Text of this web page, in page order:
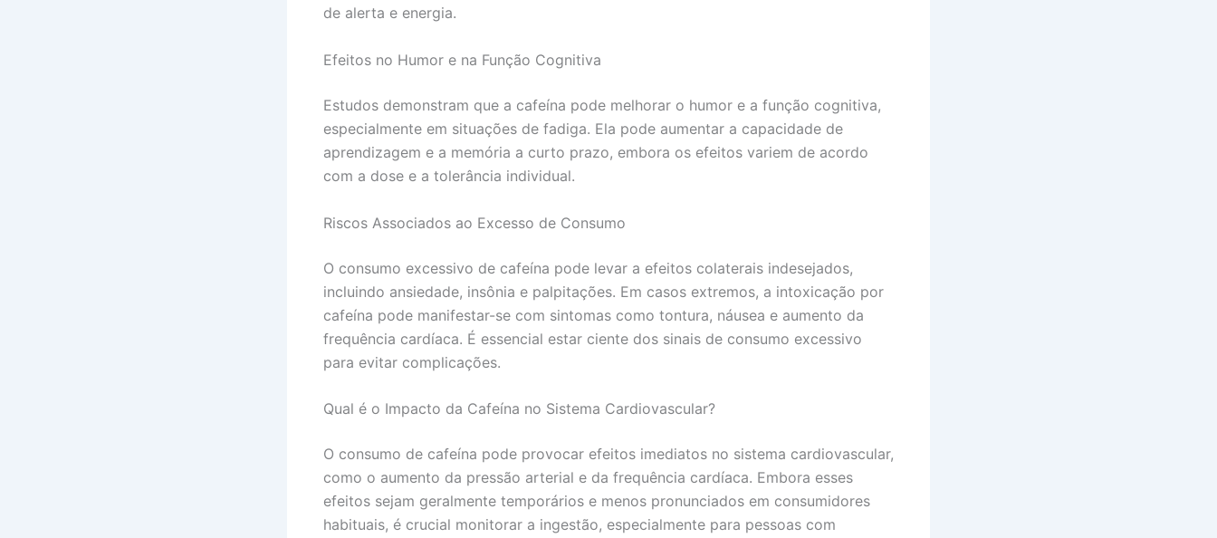
de alerta e energia.
Efeitos no Humor e na Função Cognitiva
Estudos demonstram que a cafeína pode melhorar o humor e a função cognitiva,
especialmente em situações de fadiga. Ela pode aumentar a capacidade de
aprendizagem e a memória a curto prazo, embora os efeitos variem de acordo
com a dose e a tolerância individual.
Riscos Associados ao Excesso de Consumo
O consumo excessivo de cafeína pode levar a efeitos colaterais indesejados,
incluindo ansiedade, insônia e palpitações. Em casos extremos, a intoxicação por
cafeína pode manifestar-se com sintomas como tontura, náusea e aumento da
frequência cardíaca. É essencial estar ciente dos sinais de consumo excessivo
para evitar complicações.
Qual é o Impacto da Cafeína no Sistema Cardiovascular?
O consumo de cafeína pode provocar efeitos imediatos no sistema cardiovascular,
como o aumento da pressão arterial e da frequência cardíaca. Embora esses
efeitos sejam geralmente temporários e menos pronunciados em consumidores
habituais, é crucial monitorar a ingestão, especialmente para pessoas com